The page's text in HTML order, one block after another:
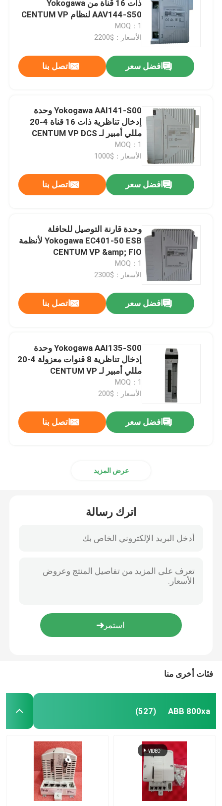
Triconex DCS
هيما PLC
Rockwell Allen Bradley PLC
وحدات PLC
ذات 16 قناة من Yokogawa
AAV144-S50 لنظام CENTUM VP
FIO
MOQ：1
الأسعار：$2200
افضل سعر اتصل بنا
Yokogawa AAI141-S00 وحدة
إدخال تناظرية ذات 16 قناة 4-20
مللي أمبير لـ CENTUM VP DCS
MOQ：1
الأسعار：$1000
افضل سعر اتصل بنا
وحدة قارنة التوصيل للحافلة
Yokogawa EC401-50 ESB لأنظمة
CENTUM VP &amp; FIO
MOQ：1
الأسعار：$2300
افضل سعر اتصل بنا
Yokogawa AAI135-S00 وحدة
إدخال تناظرية 8 قنوات معزولة 4-20
مللي أمبير لـ CENTUM VP
MOQ：1
الأسعار：$200
افضل سعر اتصل بنا
عرض المزيد
اترك رسالة
فئات أخرى منا
ABB 800xa
(527)